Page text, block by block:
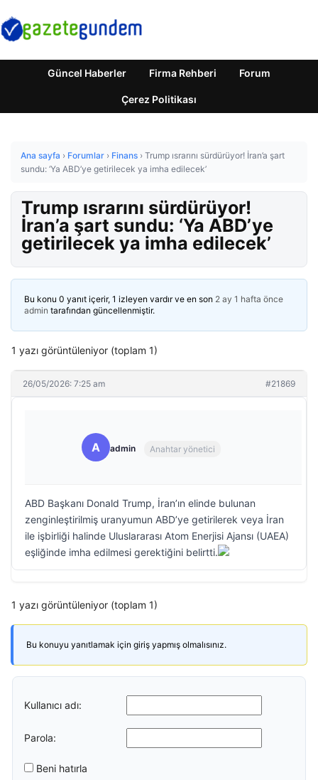
Güncel Haberler Firma Rehberi Forum
Çerez Politikası
Ana sayfa › Forumlar › Finans › Trump ısrarını sürdürüyor! İran’a şart
sundu: ‘Ya ABD’ye getirilecek ya imha edilecek’
Trump ısrarını sürdürüyor!
İran’a şart sundu: ‘Ya ABD’ye
getirilecek ya imha edilecek’
Bu konu 0 yanıt içerir, 1 izleyen vardır ve en son 2 ay 1 hafta önce
admin tarafından güncellenmiştir.
1 yazı görüntüleniyor (toplam 1)
26/05/2026: 7:25 am #21869
A admin Anahtar yönetici
ABD Başkanı Donald Trump, İran’ın elinde bulunan
zenginleştirilmiş uranyumun ABD’ye getirilerek veya İran
ile işbirliği halinde Uluslararası Atom Enerjisi Ajansı (UAEA)
eşliğinde imha edilmesi gerektiğini belirtti.
1 yazı görüntüleniyor (toplam 1)
Bu konuyu yanıtlamak için giriş yapmış olmalısınız.
Kullanıcı adı:
Parola:
Beni hatırla